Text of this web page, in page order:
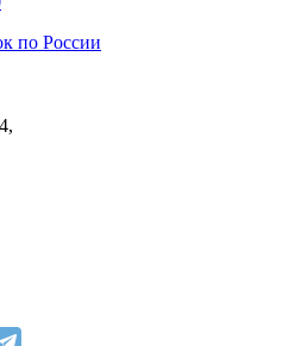
по России